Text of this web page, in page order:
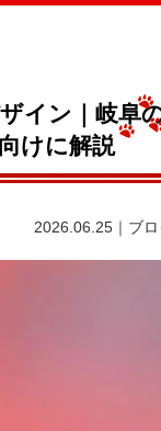
イン｜岐阜
けに解説
2026.06.25｜ブ